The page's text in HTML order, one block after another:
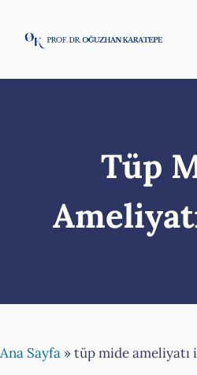
Tüp
Ana Sayfa »tüp mide ameliyatı